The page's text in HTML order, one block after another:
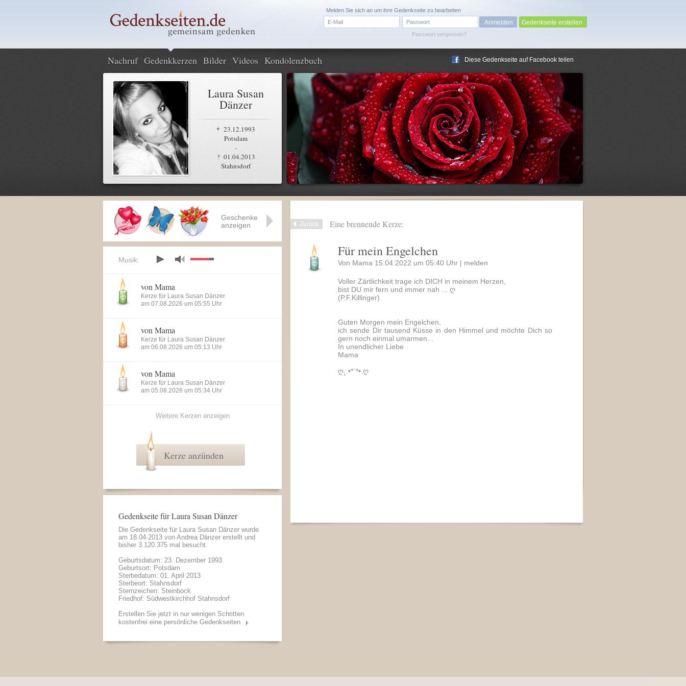
Passwort vergessen?
Melden Sie sich an um ihre Gedenkseite zu bearbeiten
Gedenkseite erstellen
Nachruf Gedenkkerzen Bilder Videos Kondolenzbuch Diese Gedenkseite auf Facebook teilen
Laura Susan
Dänzer
23.12.1993
Potsdam
-
01.04.2013
Stahnsdorf
Zurück Eine brennende Kerze:
Für mein Engelchen
Von Mama 15.04.2022 um 05:40 Uhr | melden
Voller Zärtlichkeit trage ich DICH in meinem Herzen,
bist DU mir fern und immer nah ... ღ
(P.F.Killinger)
Guten Morgen mein Engelchen,
ich sende Dir tausend Küsse in den Himmel und möchte Dich so
gern noch einmal umarmen...
In unendlicher Liebe
Mama
ღ¸.•*¨*•.ღ
Geschenke
anzeigen
Musik:
von Mama
Kerze für Laura Susan Dänzer
am 07.08.2026 um 05:55 Uhr
von Mama
Kerze für Laura Susan Dänzer
am 06.08.2026 um 05:13 Uhr
von Mama
Kerze für Laura Susan Dänzer
am 05.08.2026 um 05:34 Uhr
Weitere Kerzen anzeigen
Kerze anzünden
Gedenkseite für Laura Susan Dänzer
Die Gedenkseite für Laura Susan Dänzer wurde
am 18.04.2013 von Andrea Dänzer erstellt und
bisher 3.120.375 mal besucht.
Geburtsdatum: 23. Dezember 1993
Geburtsort: Potsdam
Sterbedatum: 01. April 2013
Sterbeort: Stahnsdorf
Sternzeichen: Steinbock
Friedhof: Südwestkirchhof Stahnsdorf
Erstellen Sie jetzt in nur wenigen Schritten
kostenfrei eine persönliche Gedenkseiten